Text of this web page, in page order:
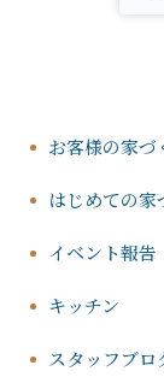
お客様の家づ
はじめての家
イベント報告
キッチン
スタッフブロ